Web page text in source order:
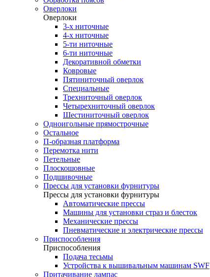
Оверлоки
Оверлоки
3-х ниточные
4-х ниточные
5-ти ниточные
6-ти ниточные
Декоративной обметки
Ковровые
Пятиниточный оверлок
Специальные
Трехниточный оверлок
Четырехниточный оверлок
Шестиниточный оверлок
Одноигольные прямострочные
Остальное
П-образная платформа
Перемотка нити
Петельные
Плоскошовные
Подшивочные
Прессы для установки фурнитуры
Прессы для установки фурнитуры
Автоматические прессы
Машины для установки страз и блесток
Механические прессы
Пневматические и электрические прессы
Приспособления
Приспособления
Подача тесьмы
Устройства к вышивальным машинам SWF
Притачивание лампас